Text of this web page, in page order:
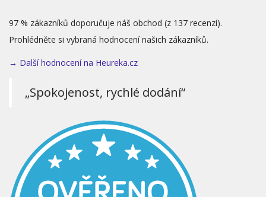
97 % zákazníků doporučuje náš obchod (z 137 recenzí).
Prohlédněte si vybraná hodnocení našich zákazníků.
→ Další hodnocení na Heureka.cz
„Spokojenost, rychlé dodání“